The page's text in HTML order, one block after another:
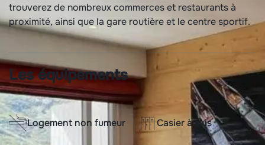
trouverez de nombreux commerces et restaurants à
proximité, ainsi que la gare routière et le centre sportif.
Les équipements
Logement non fumeur Casier à skis